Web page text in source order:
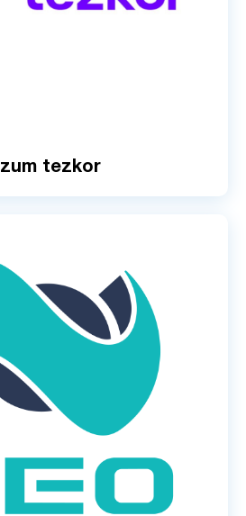
tezkor